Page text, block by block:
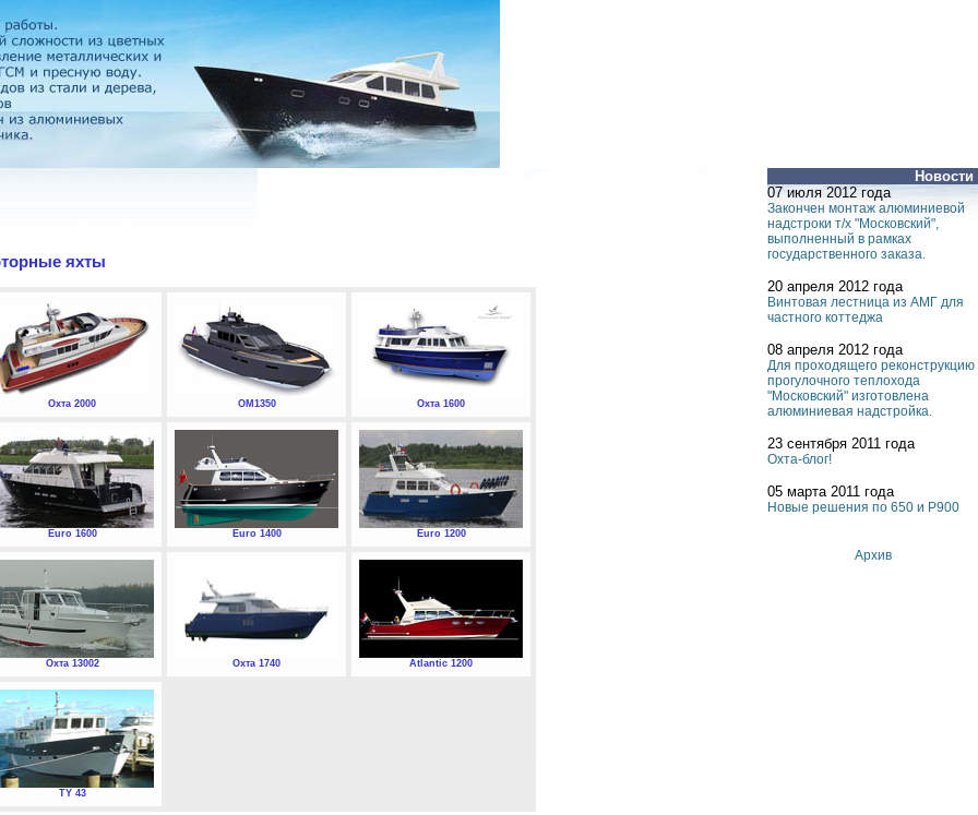
Новости
07 июля 2012 года
Закончен монтаж алюминиевой
надстроки т/х "Московский",
выполненный в рамках
государственного заказа.
20 апреля 2012 года
Винтовая лестница из АМГ для
частного коттеджа
08 апреля 2012 года
Для проходящего реконструкцию
прогулочного теплохода
"Московский" изготовлена
алюминиевая надстройка.
23 сентября 2011 года
Охта-блог!
05 марта 2011 года
Новые решения по 650 и P900
Архив
яхты
Охта 2000 ОМ1350 Охта 1600
Euro 1600 Euro 1400 Euro 1200
Охта 13002 Охта 1740 Atlantic 1200
TY 43